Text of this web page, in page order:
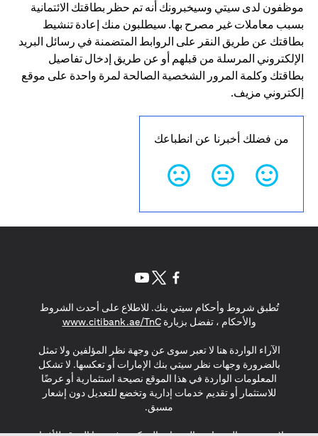
موظفون لدى سيتي وسيخبرونك أنه تم حظر بطاقتك الائتمانية
بسبب معاملات غير مصرح بها. سيطلبون منك إعادة تنشيط
بطاقتك عن طريق النقر على الروابط المتضمنة في رسائل البريد
الإلكتروني المرسلة من قبلهم أو عن طريق إدخال تفاصيل
بطاقتك وكلمة المرور الشخصية الصالحة لمرة واحدة على موقع
إلكتروني مزيف.
من فضلك أخبرنا عن انطباعك
تُطبق شروط وأحكام سيتي بنك. للاطلاع على أحدث الشروط
والأحكام ، تفضل بزيارةwww.citibank.ae/TnC
(opens in a new tab)
الآراء الواردة هنا لا تعبر سوى عن وجهة نظر المؤلفين ولا تمثل
بالضرورة وجهات نظر سيتي بنك الإمارات أو تعكسها. لا تشكل
المعلومات الواردة في هذا الموقع نصيحة استثمارية أو عرضًا
للاستثمار أو تقديم خدمات إدارية وتخضع للتعديل دون إشعار
مسبق.